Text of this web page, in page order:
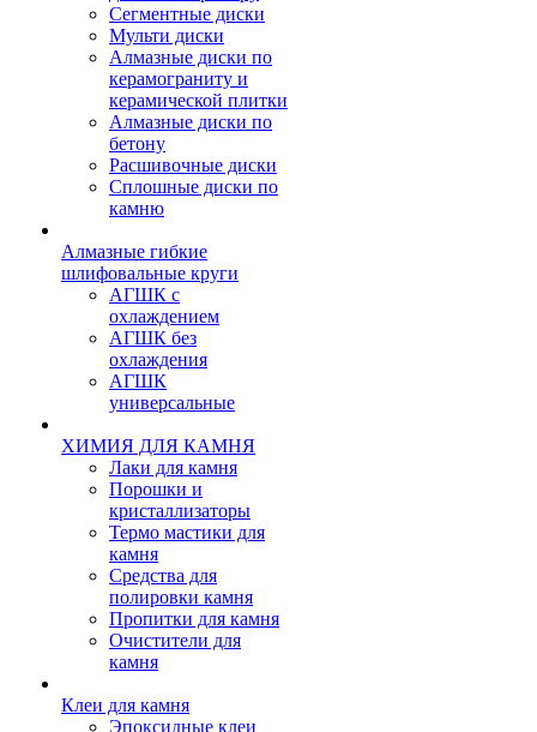
Сегментные диски
Мульти диски
Алмазные диски по
керамограниту и
керамической плитки
Алмазные диски по
бетону
Расшивочные диски
Сплошные диски по
камню
Алмазные гибкие
шлифовальные круги
АГШК с
охлаждением
АГШК без
охлаждения
АГШК
универсальные
ХИМИЯ ДЛЯ КАМНЯ
Лаки для камня
Порошки и
кристаллизаторы
Термо мастики для
камня
Средства для
полировки камня
Пропитки для камня
Очистители для
камня
Клеи для камня
Эпоксидные клеи